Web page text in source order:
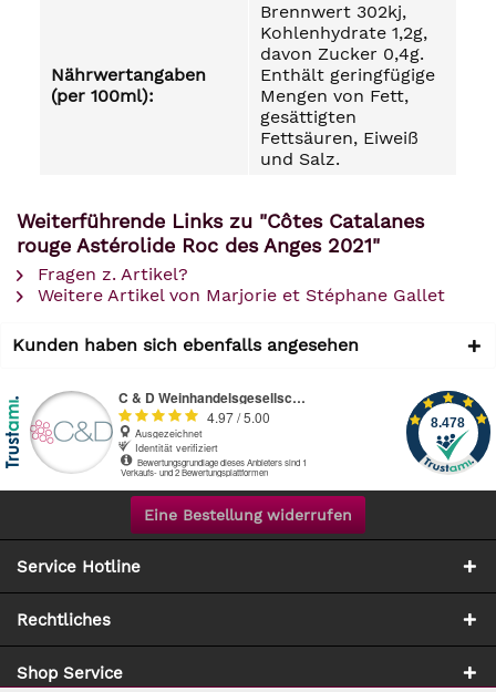
Nährwertangaben
(per 100ml):
Brennwert 302kj,
Kohlenhydrate 1,2g,
davon Zucker 0,4g.
Enthält geringfügige
Mengen von Fett,
gesättigten
Fettsäuren, Eiweiß
und Salz.
Weiterführende Links zu "Côtes Catalanes
rouge Astérolide Roc des Anges 2021"
Fragen z. Artikel?
Weitere Artikel von Marjorie et Stéphane Gallet
Kunden haben sich ebenfalls angesehen
Eine Bestellung widerrufen
Service Hotline
Rechtliches
Shop Service